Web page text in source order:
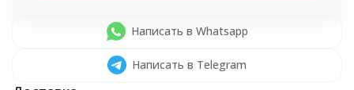
Написать в Whatsapp
Написать в Telegram